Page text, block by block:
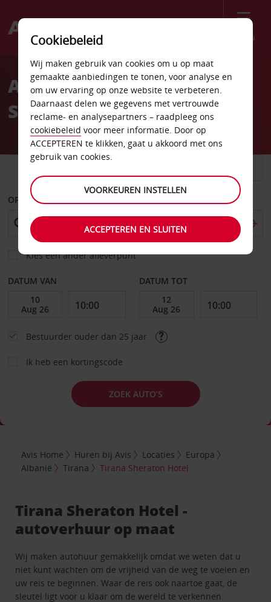
Menu
Welcome
AvisAutoverhuur Tirana
Sheraton Hotel
OPHALEN OP
Kies een ander afleverpunt
DATUM VAN DATUM TOT
Bestuurder ouder dan 25 jaar
Ik heb een kortingscode
ZOEK AUTO’S
Avis Home Huren bij Avis Locaties
Europa
Albanië
Tirana Tirana Sheraton Hotel
Tirana Sheraton Hotel -
autoverhuur op maat
Wij maken autohuur gemakkelijk omdat we weten dat u
niet kunt wachten om de vrijheid van de weg te voelen en
uw reis te beginnen. Waar de reis ook naartoe gaat, de
sleutel ligt voor u klaar om de wereld te verkennen.
Cookiebeleid
Wij maken gebruik van cookies om u op maat
gemaakte aanbiedingen te tonen, voor analyse en
om uw ervaring op onze website te verbeteren.
Daarnaast delen we gegevens met vertrouwde
reclame- en analysepartners – raadpleeg ons
cookiebeleid voor meer informatie. Door op
ACCEPTEREN te klikken, gaat u akkoord met ons
gebruik van cookies.
VOORKEUREN INSTELLEN
ACCEPTEREN EN SLUITEN